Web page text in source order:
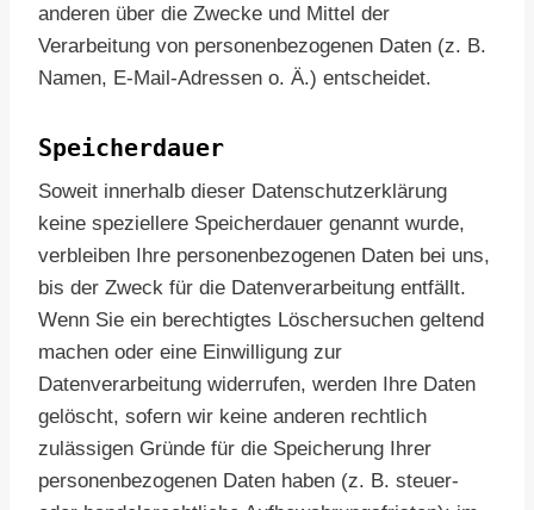
anderen über die Zwecke und Mittel der
Verarbeitung von personenbezogenen Daten (z. B.
Namen, E-Mail-Adressen o. Ä.) entscheidet.
Speicherdauer
Soweit innerhalb dieser Datenschutzerklärung
keine speziellere Speicherdauer genannt wurde,
verbleiben Ihre personenbezogenen Daten bei uns,
bis der Zweck für die Datenverarbeitung entfällt.
Wenn Sie ein berechtigtes Löschersuchen geltend
machen oder eine Einwilligung zur
Datenverarbeitung widerrufen, werden Ihre Daten
gelöscht, sofern wir keine anderen rechtlich
zulässigen Gründe für die Speicherung Ihrer
personenbezogenen Daten haben (z. B. steuer-